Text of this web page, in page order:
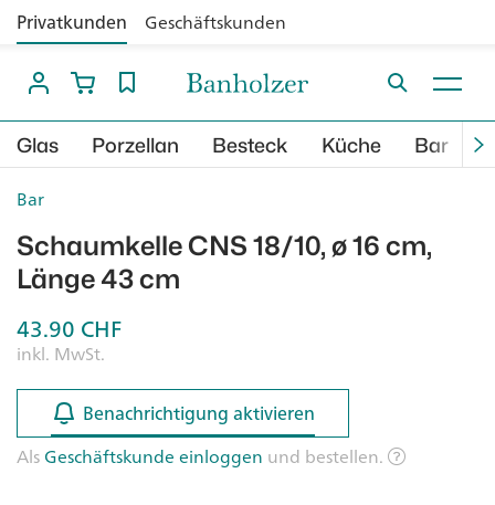
Privatkunden Geschäftskunden
Glas Porzellan Besteck Küche Bar
Bar
Schaumkelle CNS 18/10, ø 16 cm,
Länge 43 cm
43.90 CHF
inkl. MwSt.
Benachrichtigung aktivieren
Benachrichtigung aktivieren
AlsGeschäftskunde einloggen und bestellen.